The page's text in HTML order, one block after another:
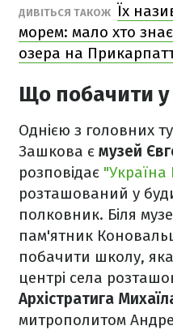
ДИВІТЬСЯ ТАКОЖ Їх
морем: мало хто
озера на
Що побачити у
Однією з головних
Зашкова є музей
розповідає "Україна
розташований у
полковник. Біля
пам'ятник
побачити школу,
центрі села
Архістратига
митрополитом